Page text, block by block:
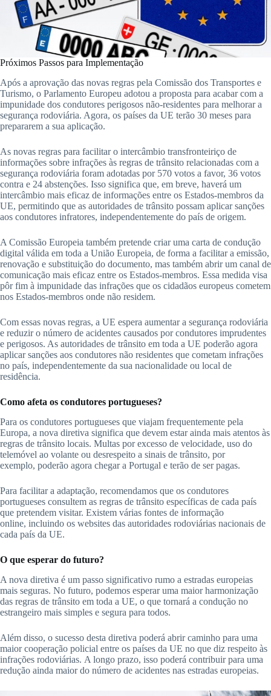
Próximos Passos para Implementação
Após a aprovação das novas regras pela Comissão dos Transportes e
Turismo, o Parlamento Europeu adotou a proposta para acabar com a
impunidade dos condutores perigosos não-residentes para melhorar a
segurança rodoviária. Agora, os países da UE terão 30 meses para
prepararem a sua aplicação.
As novas regras para facilitar o intercâmbio transfronteiriço de
informações sobre infrações às regras de trânsito relacionadas com a
segurança rodoviária foram adotadas por 570 votos a favor, 36 votos
contra e 24 abstenções. Isso significa que, em breve, haverá um
intercâmbio mais eficaz de informações entre os Estados-membros da
UE, permitindo que as autoridades de trânsito possam aplicar sanções
aos condutores infratores, independentemente do país de origem.
A Comissão Europeia também pretende criar uma carta de condução
digital válida em toda a União Europeia, de forma a facilitar a emissão,
renovação e substituição do documento, mas também abrir um canal de
comunicação mais eficaz entre os Estados-membros. Essa medida visa
pôr fim à impunidade das infrações que os cidadãos europeus cometem
nos Estados-membros onde não residem.
Com essas novas regras, a UE espera aumentar a segurança rodoviária
e reduzir o número de acidentes causados por condutores imprudentes
e perigosos. As autoridades de trânsito em toda a UE poderão agora
aplicar sanções aos condutores não residentes que cometam infrações
no país, independentemente da sua nacionalidade ou local de
residência.
Como afeta os condutores portugueses?
Para os condutores portugueses que viajam frequentemente pela
Europa, a nova diretiva significa que devem estar ainda mais atentos às
regras de trânsito locais. Multas por excesso de velocidade, uso do
telemóvel ao volante ou desrespeito a sinais de trânsito, por
exemplo, poderão agora chegar a Portugal e terão de ser pagas.
Para facilitar a adaptação, recomendamos que os condutores
portugueses consultem as regras de trânsito específicas de cada país
que pretendem visitar. Existem várias fontes de informação
online, incluindo os websites das autoridades rodoviárias nacionais de
cada país da UE.
O que esperar do futuro?
A nova diretiva é um passo significativo rumo a estradas europeias
mais seguras. No futuro, podemos esperar uma maior harmonização
das regras de trânsito em toda a UE, o que tornará a condução no
estrangeiro mais simples e segura para todos.
Além disso, o sucesso desta diretiva poderá abrir caminho para uma
maior cooperação policial entre os países da UE no que diz respeito às
infrações rodoviárias. A longo prazo, isso poderá contribuir para uma
redução ainda maior do número de acidentes nas estradas europeias.